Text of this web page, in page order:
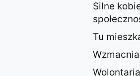
Silne
Tu